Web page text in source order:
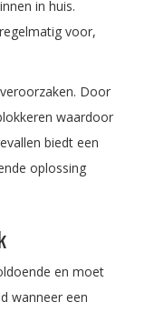
in huis.
voor,
Door
waardoor
biedt een
oplossing
en moet
wanneer een